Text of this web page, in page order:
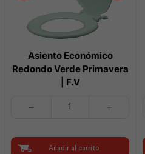
Asiento Económico
Redondo Verde Primavera
| F.V
Verde
Primavera
Añadir al carrito